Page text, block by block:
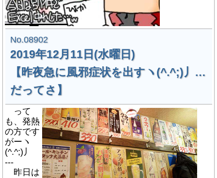
No.08902
2019年12月11日(水曜日)
【昨夜急に風邪症状を出すヽ(^.^;)丿…
だってさ】
って
も、発熱
の方です
がーヽ
(^.^;)丿
---
昨日は